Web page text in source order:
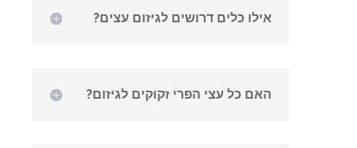
אילו כלים דרושים לגיזום עצים?
האם כל עצי הפרי זקוקים לגיזום?